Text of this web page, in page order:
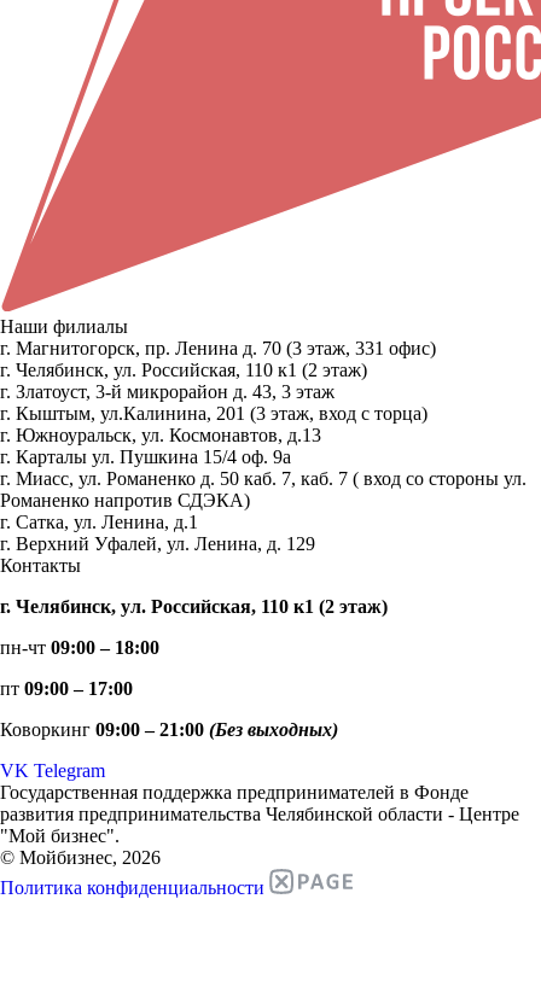
Наши филиалы
г. Магнитогорск, пр. Ленина д. 70 (3 этаж, 331 офис)
г. Челябинск, ул. Российская, 110 к1 (2 этаж)
г. Златоуст, 3-й микрорайон д. 43, 3 этаж
г. Кыштым, ул.Калинина, 201 (3 этаж, вход с торца)
г. Южноуральск, ул. Космонавтов, д.13
г. Карталы ул. Пушкина 15/4 оф. 9а
г. Миасс, ул. Романенко д. 50 каб. 7, каб. 7 ( вход со стороны ул.
Романенко напротив СДЭКА)
г. Сатка, ул. Ленина, д.1
г. Верхний Уфалей, ул. Ленина, д. 129
Контакты
г. Челябинск, ул. Российская, 110 к1 (2 этаж)
пн-чт 09:00 – 18:00
пт 09:00 – 17:00
Коворкинг 09:00 – 21:00 (Без выходных)
VK Telegram
Государственная поддержка предпринимателей в Фонде
развития предпринимательства Челябинской области - Центре
"Мой бизнес".
© Мойбизнес, 2026
Политика конфиденциальности